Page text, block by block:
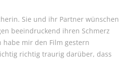
Sie und ihr Partner wünschen
beeindruckend ihren Schmerz
mir den Film gestern
richtig traurig darüber, dass